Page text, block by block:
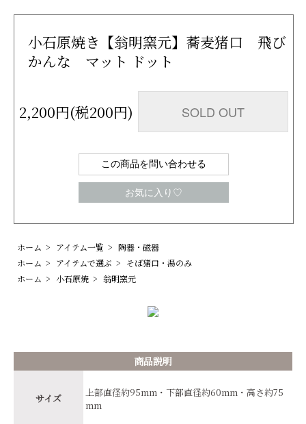
小石原焼き【翁明窯元】蕎麦猪口 飛び
かんな マット ドット
2,200円(税200円) SOLD OUT
この商品を問い合わせる
お気に入り♡
ホーム > アイテム一覧 > 陶器・磁器
ホーム > アイテムで選ぶ > そば猪口・湯のみ
ホーム > 小石原焼 > 翁明窯元
商品説明
サイズ
上部直径約95mm・下部直径約60mm・高さ約75
mm